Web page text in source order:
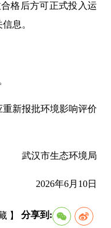
格后方可正式投入运
息。
新报批环境影响评价
武汉市生态环境局
2026年6月10日
】 分享到: